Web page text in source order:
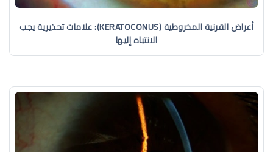
أعراض القرنية المخروطية (KERATOCONUS): علامات تحذيرية يجب
الانتباه إليها